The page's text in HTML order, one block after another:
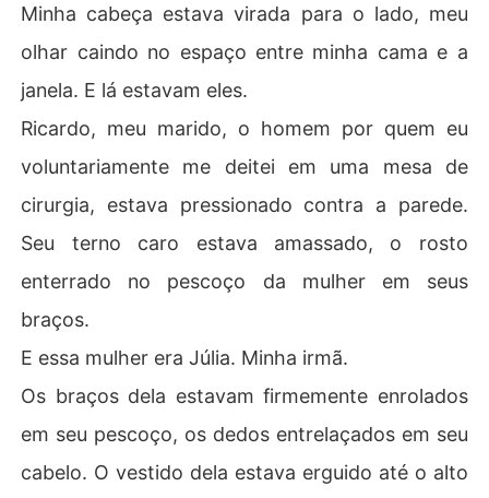
Minha cabeça estava virada para o lado, meu
olhar caindo no espaço entre minha cama e a
janela. E lá estavam eles.
Ricardo, meu marido, o homem por quem eu
voluntariamente me deitei em uma mesa de
cirurgia, estava pressionado contra a parede.
Seu terno caro estava amassado, o rosto
enterrado no pescoço da mulher em seus
braços.
E essa mulher era Júlia. Minha irmã.
Os braços dela estavam firmemente enrolados
em seu pescoço, os dedos entrelaçados em seu
cabelo. O vestido dela estava erguido até o alto